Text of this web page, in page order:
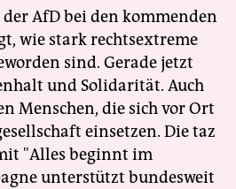
AfD bei den kommenden
wie stark rechtsextreme
sind. Gerade jetzt
und Solidarität. Auch
Menschen, die sich vor Ort
einsetzen. Die taz
"Alles beginnt im
unterstützt bundesweit